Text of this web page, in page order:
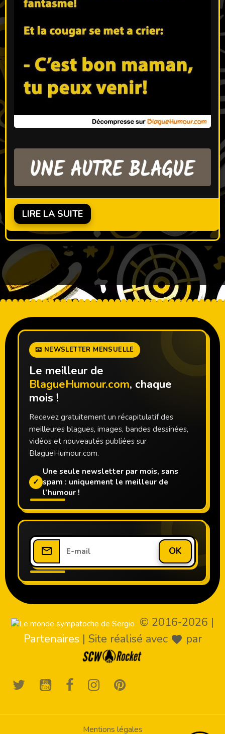
LIRE LA SUITE
📧 NEWSLETTER MENSUELLE
Le meilleur de
BlagueHumour.com, chaque
mois !
Recevez gratuitement un récapitulatif des
meilleures blagues, images, bandes dessinées,
vidéos et nouveautés publiées sur
BlagueHumour.com.
✓
Une seule newsletter par mois, sans
spam : uniquement le meilleur de
l’humour !
OK
© 2016-2026 |
Partenaires | Site réalisé avec par
Mentions légales